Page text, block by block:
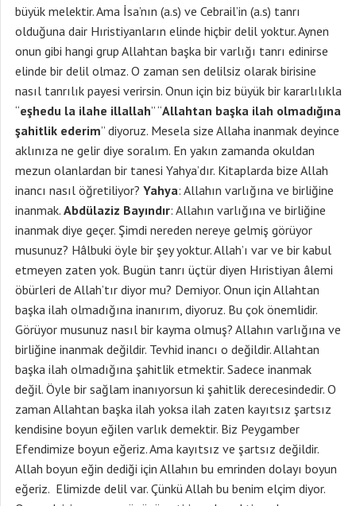
büyük melektir. Ama İsa’nın (a.s) ve Cebrail’in (a.s) tanrı
olduğuna dair Hıristiyanların elinde hiçbir delil yoktur. Aynen
onun gibi hangi grup Allahtan başka bir varlığı tanrı edinirse
elinde bir delil olmaz. O zaman sen delilsiz olarak birisine
nasıl tanrılık payesi verirsin. Onun için biz büyük bir kararlılıkla
“eşhedu la ilahe illallah” “Allahtan başka ilah olmadığına
şahitlik ederim” diyoruz. Mesela size Allaha inanmak deyince
aklınıza ne gelir diye soralım. En yakın zamanda okuldan
mezun olanlardan bir tanesi Yahya’dır. Kitaplarda bize Allah
inancı nasıl öğretiliyor? Yahya: Allahın varlığına ve birliğine
inanmak. Abdülaziz Bayındır: Allahın varlığına ve birliğine
inanmak diye geçer. Şimdi nereden nereye gelmiş görüyor
musunuz? Hâlbuki öyle bir şey yoktur. Allah’ı var ve bir kabul
etmeyen zaten yok. Bugün tanrı üçtür diyen Hıristiyan âlemi
öbürleri de Allah’tır diyor mu? Demiyor. Onun için Allahtan
başka ilah olmadığına inanırım, diyoruz. Bu çok önemlidir.
Görüyor musunuz nasıl bir kayma olmuş? Allahın varlığına ve
birliğine inanmak değildir. Tevhid inancı o değildir. Allahtan
başka ilah olmadığına şahitlik etmektir. Sadece inanmak
değil. Öyle bir sağlam inanıyorsun ki şahitlik derecesindedir. O
zaman Allahtan başka ilah yoksa ilah zaten kayıtsız şartsız
kendisine boyun eğilen varlık demektir. Biz Peygamber
Efendimize boyun eğeriz. Ama kayıtsız ve şartsız değildir.
Allah boyun eğin dediği için Allahın bu emrinden dolayı boyun
eğeriz. Elimizde delil var. Çünkü Allah bu benim elçim diyor.